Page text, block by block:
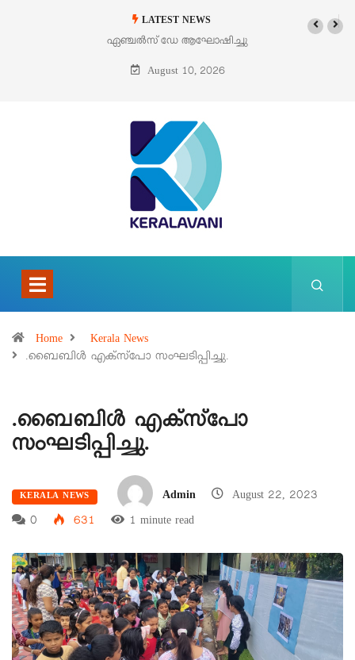
LATEST NEWS
ഏഞ്ചൽസ് ഡേ ആഘോഷിച്ചു ഓഗസ്റ്റ് 9 – വിശുദ്ധ തെരേസ
ബെനഡിക്ട ഓഫ് ദ ക്രോസ്
August 10, 2026
Home
Kerala News
.ബൈബിൾ എക്സ്പോ സംഘടിപ്പിച്ചു.
.ബൈബിൾ എക്സ്പോ
സംഘടിപ്പിച്ചു.
KERALA NEWS Admin
August 22, 2023
0
631 1 minute read